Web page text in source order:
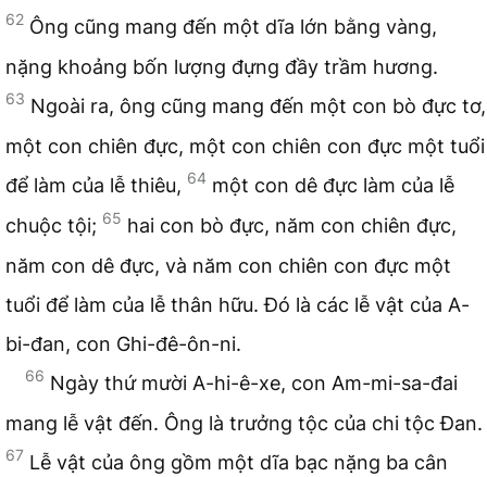
62 Ông cũng mang đến một dĩa lớn bằng vàng,
nặng khoảng bốn lượng đựng đầy trầm hương.
63 Ngoài ra, ông cũng mang đến một con bò đực tơ,
một con chiên đực, một con chiên con đực một tuổi
để làm của lễ thiêu, 64 một con dê đực làm của lễ
chuộc tội; 65 hai con bò đực, năm con chiên đực,
năm con dê đực, và năm con chiên con đực một
tuổi để làm của lễ thân hữu. Đó là các lễ vật của A-
bi-đan, con Ghi-đê-ôn-ni.
66 Ngày thứ mười A-hi-ê-xe, con Am-mi-sa-đai
mang lễ vật đến. Ông là trưởng tộc của chi tộc Đan.
67 Lễ vật của ông gồm một dĩa bạc nặng ba cân